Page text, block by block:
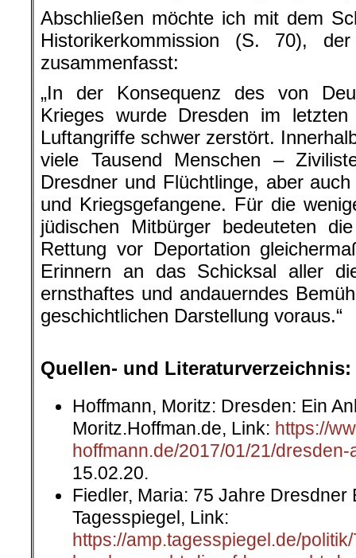
Abschließen möchte ich mit dem
Historikerkommission (S. 70),
zusammenfasst:
„In der Konsequenz des von
Krieges wurde Dresden im
Luftangriffe schwer zerstört.
viele Tausend Menschen –
Dresdner und Flüchtlinge, aber
und Kriegsgefangene. Für die
jüdischen Mitbürger bedeuteten
Rettung vor Deportation
Erinnern an das Schicksal aller
ernsthaftes und andauerndes
geschichtlichen Darstellung voraus.“
Quellen- und Literaturverzeichnis:
Hoffmann, Moritz: Dresden: Ein
Moritz.Hoffman.de, Link: https://
hoffmann.de/2017/01/21/dresden-
15.02.20.
Fiedler, Maria: 75 Jahre Dresdner
Tagesspiegel, Link:
https://amp.tagesspiegel.de/